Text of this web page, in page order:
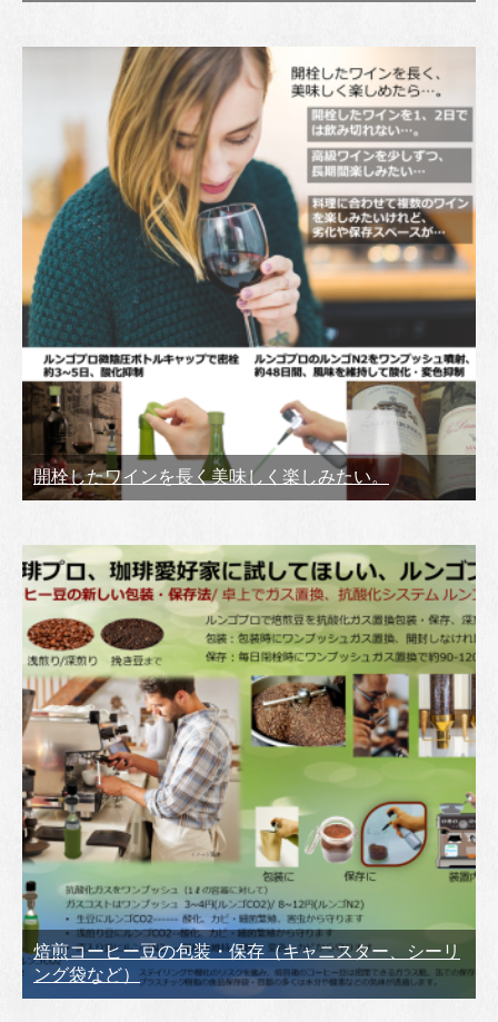
開栓したワインを長く美味しく楽しみたい。
焙煎コーヒー豆の包装・保存（キャニスター、シーリ
ング袋など）